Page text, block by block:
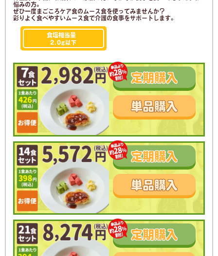
悩みの方。
ぜひ一度まごころケア食のムース食を使ってみませんか？
彩りよく食べやすいムース食で介護の食事をサポートします。
食塩相当量
2.0g以下
定期購入
単品購入
定期購入
単品購入
定期購入